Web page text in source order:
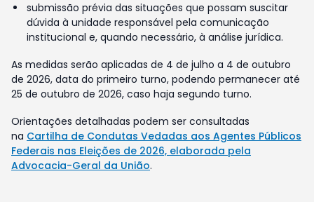
submissão prévia das situações que possam suscitar
dúvida à unidade responsável pela comunicação
institucional e, quando necessário, à análise jurídica.
As medidas serão aplicadas de 4 de julho a 4 de outubro
de 2026, data do primeiro turno, podendo permanecer até
25 de outubro de 2026, caso haja segundo turno.
Orientações detalhadas podem ser consultadas
na Cartilha de Condutas Vedadas aos Agentes Públicos
Federais nas Eleições de 2026, elaborada pela
Advocacia-Geral da União.